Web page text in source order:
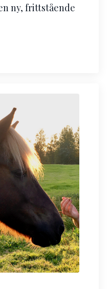
ny, frittstående